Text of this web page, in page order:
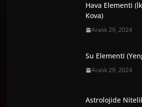
Hava Elementi
Kova)
Aralık 29, 2024
Su Elementi
Aralık 29, 2024
Astrolojide